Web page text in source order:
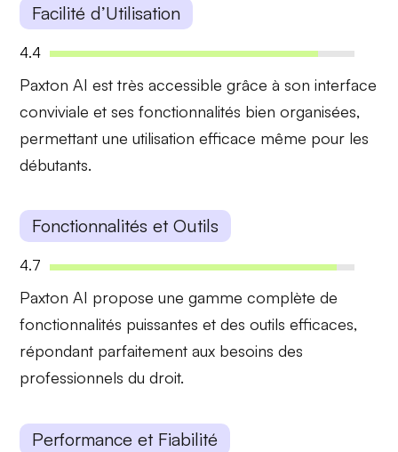
Facilité d’Utilisation
4.4
Paxton AI est très accessible grâce à soninterface
conviviale et sesfonctionnalités bien organisées,
permettant une utilisation efficace même pour les
débutants.
Fonctionnalités et Outils
4.7
Paxton AI propose une gamme complète de
fonctionnalités puissantes et des outilsefficaces,
répondant parfaitement aux besoins des
professionnels du droit.
Performance et Fiabilité